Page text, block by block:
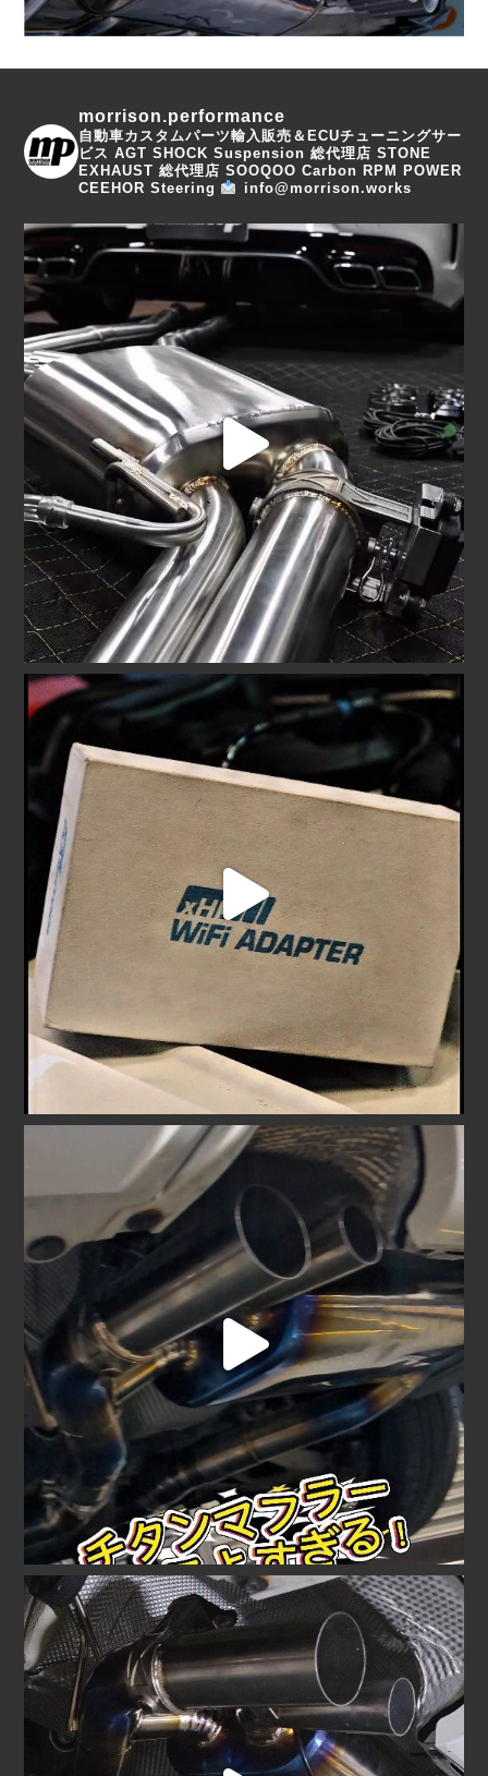
morrison.performance
自動車カスタムパーツ輸入販売＆ECUチューニングサー
ビス AGT SHOCK Suspension 総代理店 STONE
EXHAUST 総代理店 SOOQOO Carbon RPM POWER
CEEHOR Steering
info@morrison.works